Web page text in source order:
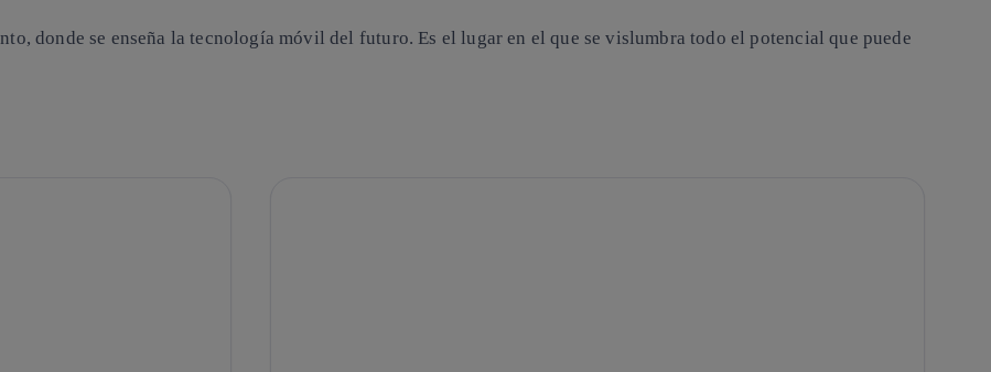
donde se enseña la tecnología móvil del futuro. Es el lugar en el que se vislumbra todo el potencial que puede